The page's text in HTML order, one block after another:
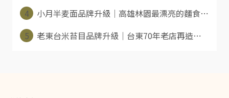
4
小月半麦面品牌升級｜高雄林園最漂亮的麵食⋯
5
老東台米苔目品牌升級｜台東70年老店再造⋯